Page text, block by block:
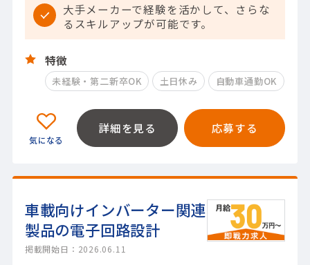
大手メーカーで経験を活かして、さらな
るスキルアップが可能です。
特徴
未経験・第二新卒OK 土日休み 自動車通勤OK
詳細を見る 応募する
車載向けインバーター関連
製品の電子回路設計
掲載開始日：2026.06.11